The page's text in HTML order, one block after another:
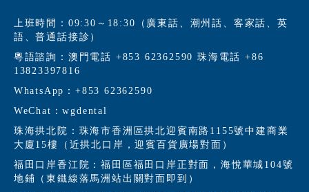
上班時間：09:30～18:30（廣東話、潮州話、客家話、英
語、普通話接診）
粵語諮詢：澳門電話 +853 62362590 珠海電話 +86
13823397816
WhatsApp：+853 62362590
WeChat：wgdental
珠海拱北院：珠海市香洲區拱北迎賓南路1155號中建商業
大廈15樓（近拱北口岸，迎賓百貨廣場對面）
福田口岸香江院：福田區福田口岸正對面，海悅華城104號
地鋪（東鐵線落馬洲站出關對面即到）